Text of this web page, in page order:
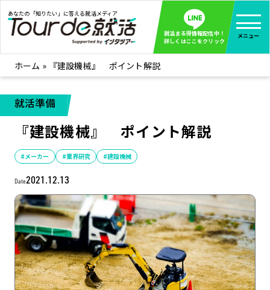
あなたの「知りたい」に答える就活メディア
就活まる得情報配信中！
詳しくはここをクリック
メニュー
就活ノウハウ 全て見る
企業まる見え！特捜部
みんなが知らない企業の裏側を徹底調査！
インタツアー活動レポ
インタツアーを使ってどうだった？OBOG成功談
社会人インタビュー
社会人になった今、就活を振り返ってみた
学生就活ブログ 全て見る
学生ライターが教える、今就活でやるべきこと
企業・業界研究はインタツアー
ホーム » 『建設機械』 ポイント解説
就活準備
『建設機械』 ポイント解説
#メーカー #業界研究 #建設機械
Date2021.12.13